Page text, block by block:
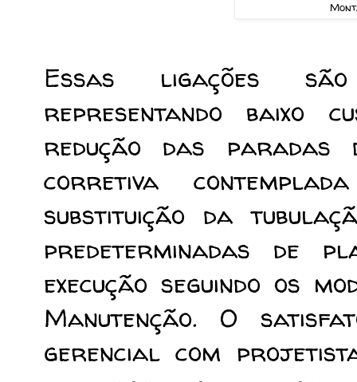
Essas ligações são
representando baixo
redução das paradas
corretiva
substituição da
predeterminadas de
execução seguindo os
Manutenção. O
gerencial com